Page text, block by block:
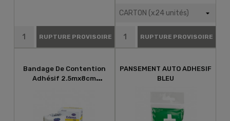
RUPTURE PROVISOIRE RUPTURE PROVISOIRE
Bandage De Contention
Adhésif 2.5mx8cm
PANSEMENT AUTO ADHESIF
BLEU